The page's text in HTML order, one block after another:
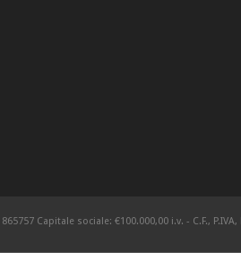
Capitale sociale: €100.000,00 i.v. - C.F.,